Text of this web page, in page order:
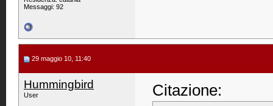
Messaggi: 92
29 maggio 10, 11:40
Hummingbird
User Citazione: